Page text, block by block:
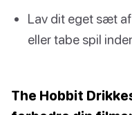
Lav dit eget sæt
eller tabe spil
The Hobbit